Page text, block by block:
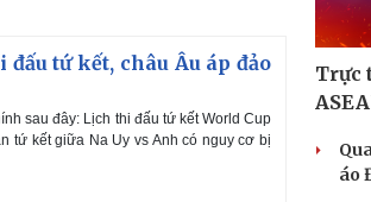
tứ kết, châu Âu áp đảo
sau đây: Lịch thi đấu tứ kết World Cup
tứ kết giữa Na Uy vs Anh có nguy cơ bị
Trực
áo